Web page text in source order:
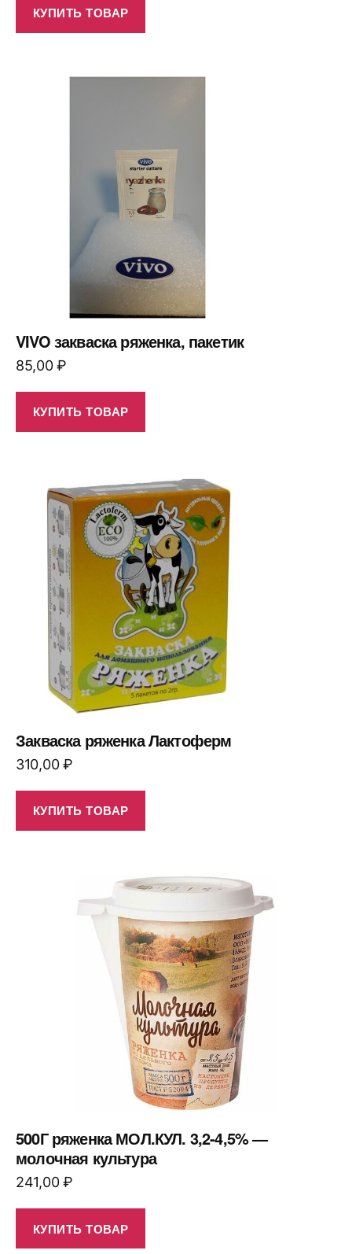
КУПИТЬ ТОВАР
VIVO закваска ряженка, пакетик
85,00₽
КУПИТЬ ТОВАР
Закваска ряженка Лактоферм
310,00₽
КУПИТЬ ТОВАР
500Г ряженка МОЛ.КУЛ. 3,2-4,5% —
молочная культура
241,00₽
КУПИТЬ ТОВАР